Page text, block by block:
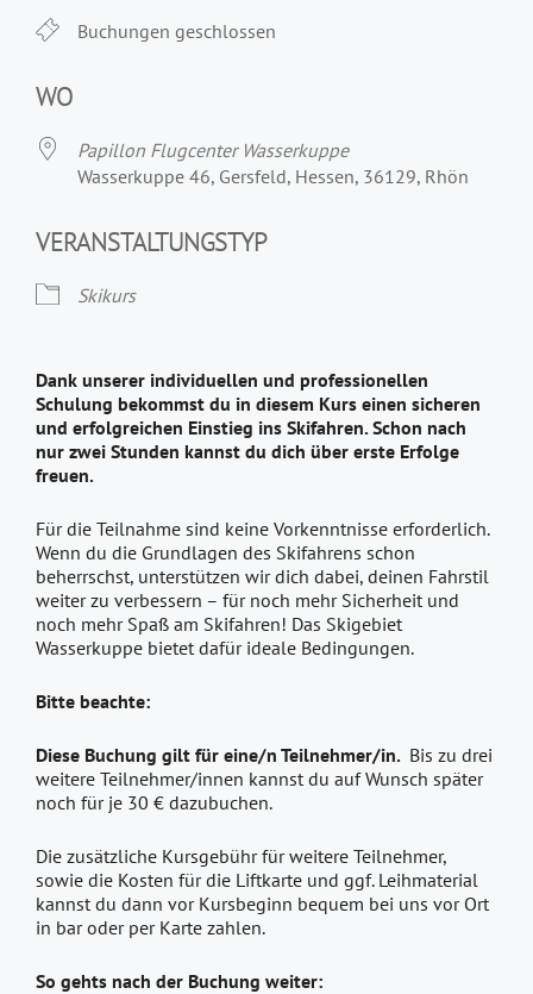
Buchungen geschlossen
WO
Papillon Flugcenter Wasserkuppe
Wasserkuppe 46, Gersfeld, Hessen, 36129, Rhön
VERANSTALTUNGSTYP
Skikurs
Dank unserer individuellen und professionellen
Schulung bekommst du in diesem Kurs einen sicheren
und erfolgreichen Einstieg ins Skifahren. Schon nach
nur zwei Stunden kannst du dich über erste Erfolge
freuen.
Für die Teilnahme sind keine Vorkenntnisse erforderlich.
Wenn du die Grundlagen des Skifahrens schon
beherrschst, unterstützen wir dich dabei, deinen Fahrstil
weiter zu verbessern – für noch mehr Sicherheit und
noch mehr Spaß am Skifahren! Das Skigebiet
Wasserkuppe bietet dafür ideale Bedingungen.
Bitte beachte:
Diese Buchung gilt für eine/n Teilnehmer/in. Bis zu drei
weitere Teilnehmer/innen kannst du auf Wunsch später
noch für je 30 € dazubuchen.
Die zusätzliche Kursgebühr für weitere Teilnehmer,
sowie die Kosten für die Liftkarte und ggf. Leihmaterial
kannst du dann vor Kursbeginn bequem bei uns vor Ort
in bar oder per Karte zahlen.
So gehts nach der Buchung weiter: